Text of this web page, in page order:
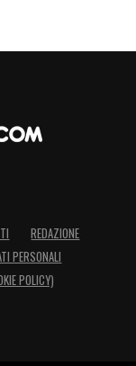
REDAZIONE
PERSONALI
POLICY)